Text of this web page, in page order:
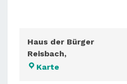
Haus der Bürger
Reisbach,
Karte